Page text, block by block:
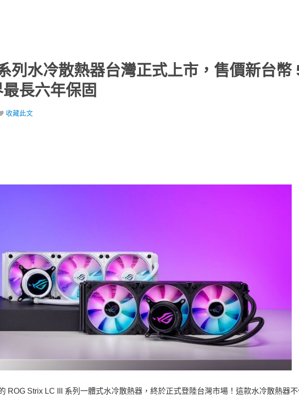
列水冷散熱器台灣正式上市，售價新台幣
長六年保固
收藏此文
ROG Strix LC III 系列一體式水冷散熱器，終於正式登陸台灣市場！這款水冷散熱器